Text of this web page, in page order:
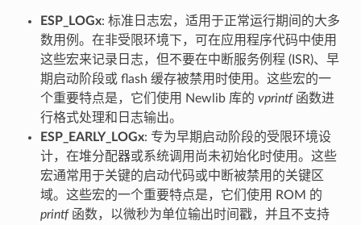
ESP_LOGx: 标准日志宏，适用于正常运行期间的大多
数用例。在非受限环境下，可在应用程序代码中使用
这些宏来记录日志，但不要在中断服务例程 (ISR)、早
期启动阶段或 flash 缓存被禁用时使用。这些宏的一
个重要特点是，它们使用 Newlib 库的 vprintf函数进
行格式处理和日志输出。
ESP_EARLY_LOGx: 专为早期启动阶段的受限环境设
计，在堆分配器或系统调用尚未初始化时使用。这些
宏通常用于关键的启动代码或中断被禁用的关键区
域。这些宏的一个重要特点是，它们使用 ROM 的
printf函数，以微秒为单位输出时间戳，并且不支持